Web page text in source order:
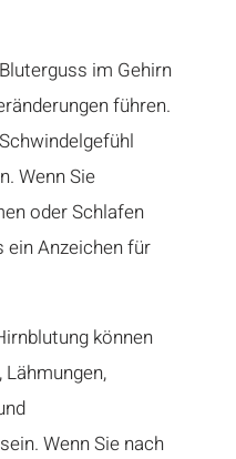
im Gehirn
führen.
Wenn Sie
oder Schlafen
ein Anzeichen für
können
Wenn Sie nach